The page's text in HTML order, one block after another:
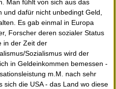
Man fühlt von sich aus das
und dafür nicht unbedingt Geld,
Es gab einmal in Europa
Forscher deren sozialer Status
in der Zeit der
Sozialismus wird der
in Geldeinkommen bemessen -
m.M. nach sehr
sich die USA - das Land wo diese